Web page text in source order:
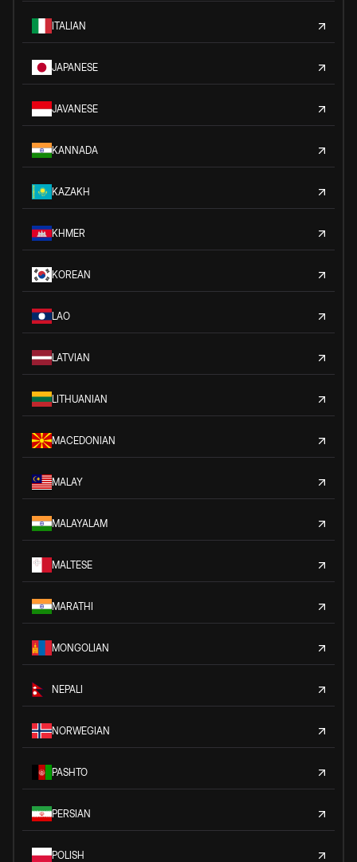
ITALIAN
JAPANESE
JAVANESE
KANNADA
KAZAKH
KHMER
KOREAN
LAO
LATVIAN
LITHUANIAN
MACEDONIAN
MALAY
MALAYALAM
MALTESE
MARATHI
MONGOLIAN
NEPALI
NORWEGIAN
PASHTO
PERSIAN
POLISH